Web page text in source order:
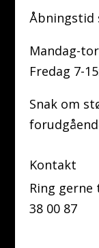
Åbningstid
Mandag-
Fredag 7-
Snak om
Kontakt
Ring
38 00 87